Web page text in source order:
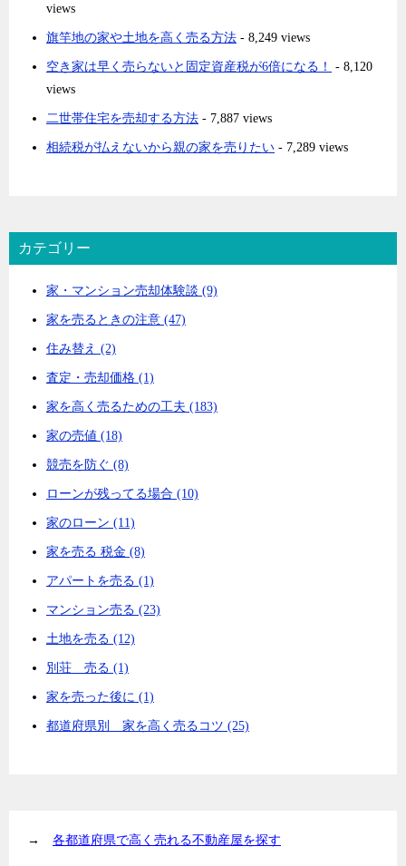
views
旗竿地の家や土地を高く売る方法 - 8,249 views
空き家は早く売らないと固定資産税が6倍になる！
- 8,120
views
二世帯住宅を売却する方法 - 7,887 views
相続税が払えないから親の家を売りたい - 7,289 views
カテゴリー
家・マンション売却体験談 (9)
家を売るときの注意 (47)
住み替え (2)
査定・売却価格 (1)
家を高く売るための工夫 (183)
家の売値 (18)
競売を防ぐ (8)
ローンが残ってる場合 (10)
家のローン (11)
家を売る 税金 (8)
アパートを売る (1)
マンション売る (23)
土地を売る (12)
別荘 売る (1)
家を売った後に (1)
都道府県別 家を高く売るコツ (25)
→ 各都道府県で高く売れる不動産屋を探す